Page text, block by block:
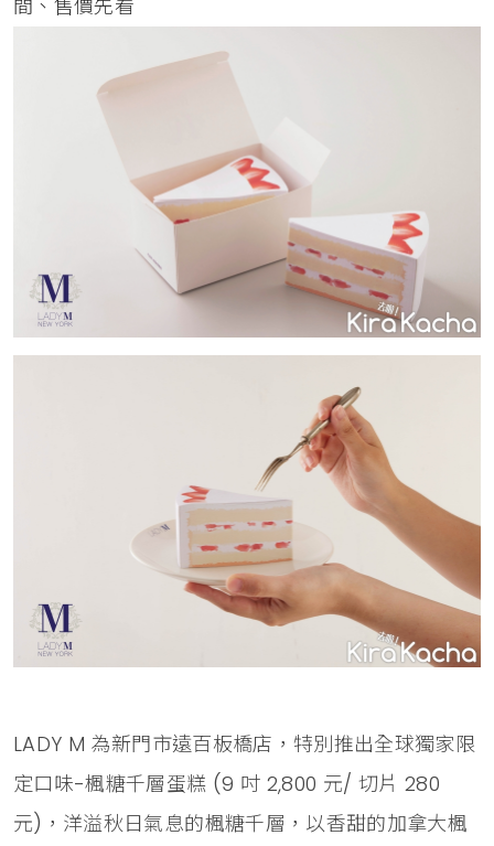
間、售價先看
LADY M 為新門市遠百板橋店，特別推出全球獨家限
定口味-楓糖千層蛋糕 (9 吋 2,800 元/ 切片 280
元)，洋溢秋日氣息的楓糖千層，以香甜的加拿大楓